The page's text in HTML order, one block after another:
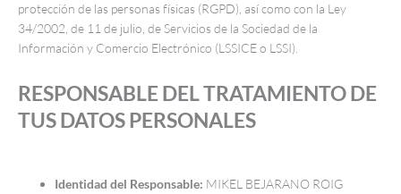
protección de las personas físicas (RGPD), así como con la Ley
34/2002, de 11 de julio, de Servicios de la Sociedad de la
Información y Comercio Electrónico (LSSICE o LSSI).
RESPONSABLE DEL TRATAMIENTO DE
TUS DATOS PERSONALES
Identidad del Responsable: MIKEL BEJARANO ROIG